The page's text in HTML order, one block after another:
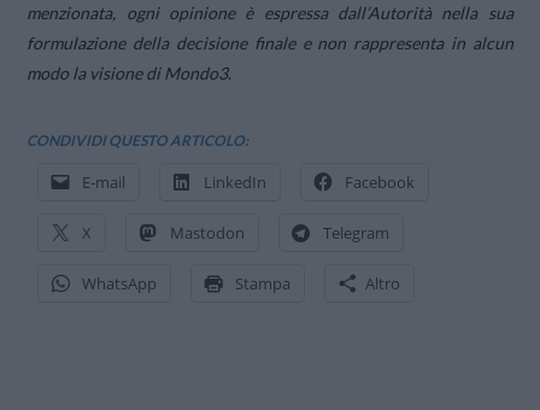
menzionata, ogni opinione è espressa dall’Autorità nella sua
formulazione della decisione finale e non rappresenta in alcun
modo la visione di Mondo3.
CONDIVIDI QUESTO ARTICOLO:
E-mail LinkedIn Facebook
X Mastodon Telegram
WhatsApp Stampa Altro